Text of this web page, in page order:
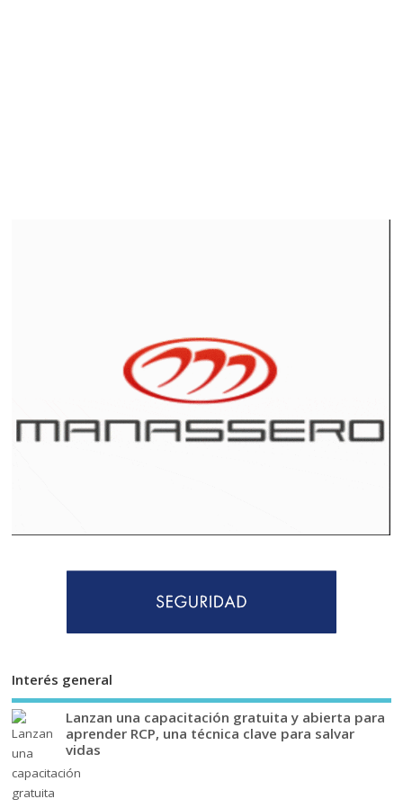
Interés general
Lanzan una capacitación gratuita y abierta para
aprender RCP, una técnica clave para salvar
vidas